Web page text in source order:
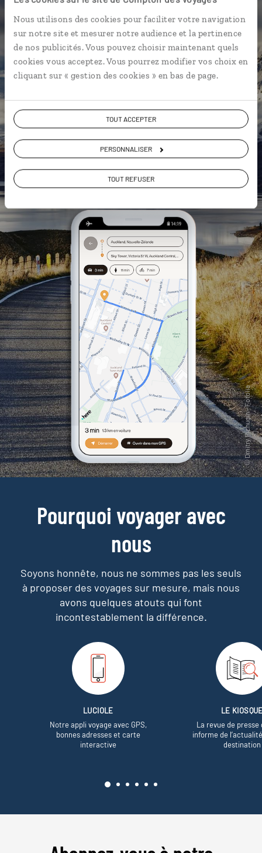
Nous utilisons des cookies pour faciliter votre navigation
sur notre site et mesurer notre audience et la pertinence
de nos publicités. Vous pouvez choisir maintenant quels
cookies vous acceptez. Vous pourrez modifier vos choix en
cliquant sur « gestion des cookies » en bas de page.
TOUT ACCEPTER
PERSONNALISER
TOUT REFUSER
L’itinéraire vers votre hôtel en 1
clic
Notre sélection de cafés et
restaurants à Wellington
Les plus beaux volcans
L'album souvenirs à composer
vous-même
Pourquoi voyager avec
nous
Soyons honnête, nous ne sommes pas les seuls
à proposer des voyages sur mesure, mais nous
avons quelques atouts qui font
incontestablement la différence.
LUCIOLE
Notre appli voyage avec GPS,
bonnes adresses et carte
interactive
LE
La revue de presse
informe de
destination